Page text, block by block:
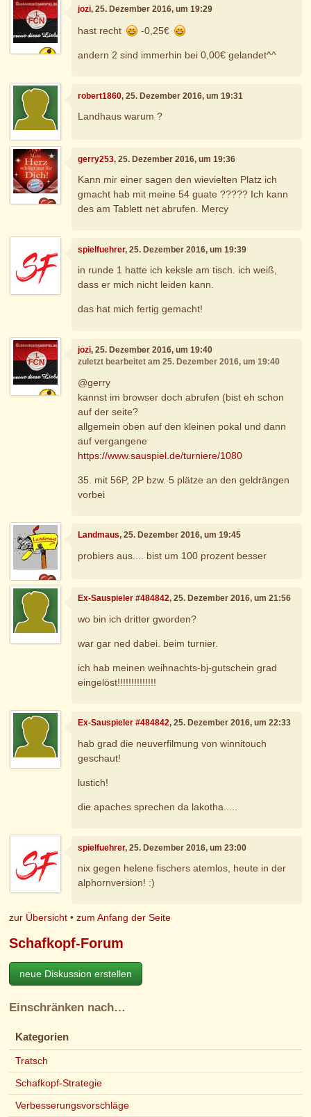
jozi, 25. Dezember 2016, um 19:29
hast recht -0,25€
andern 2 sind immerhin bei 0,00€ gelandet^^
robert1860, 25. Dezember 2016, um 19:31
Landhaus warum ?
gerry253, 25. Dezember 2016, um 19:36
Kann mir einer sagen den wievielten Platz ich
gmacht hab mit meine 54 guate ????? Ich kann
des am Tablett net abrufen. Mercy
spielfuehrer, 25. Dezember 2016, um 19:39
in runde 1 hatte ich keksle am tisch. ich weiß,
dass er mich nicht leiden kann.
das hat mich fertig gemacht!
jozi, 25. Dezember 2016, um 19:40
zuletzt bearbeitet am 25. Dezember 2016, um 19:40
@gerry
kannst im browser doch abrufen (bist eh schon
auf der seite?
allgemein oben auf den kleinen pokal und dann
auf vergangene
https://www.sauspiel.de/turniere/1080
35. mit 56P, 2P bzw. 5 plätze an den geldrängen
vorbei
Landmaus, 25. Dezember 2016, um 19:45
probiers aus.... bist um 100 prozent besser
Ex-Sauspieler #484842, 25. Dezember 2016, um 21:56
wo bin ich dritter gworden?
war gar ned dabei. beim turnier.
ich hab meinen weihnachts-bj-gutschein grad
eingelöst!!!!!!!!!!!!!!
Ex-Sauspieler #484842, 25. Dezember 2016, um 22:33
hab grad die neuverfilmung von winnitouch
geschaut!
lustich!
die apaches sprechen da lakotha.....
spielfuehrer, 25. Dezember 2016, um 23:00
nix gegen helene fischers atemlos, heute in der
alphornversion! :)
zur Übersicht •zum Anfang der Seite
Schafkopf-Forum
neue Diskussion erstellen
Einschränken nach…
Kategorien
Tratsch
Schafkopf-Strategie
Verbesserungsvorschläge